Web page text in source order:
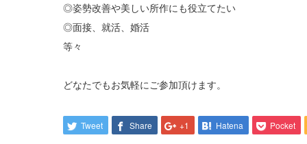
◎姿勢改善や美しい所作にも役立てたい
◎面接、就活、婚活
等々
どなたでもお気軽にご参加頂けます。
Tweet Share +1 Hatena Pocket